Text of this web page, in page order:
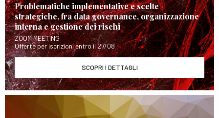
Problematiche implementative e scelte
strategiche, fra data governance, organizzazione
interna e gestione dei rischi
ZOOM MEETING
Offerte per iscrizioni entro il 27/08
SCOPRI I DETTAGLI